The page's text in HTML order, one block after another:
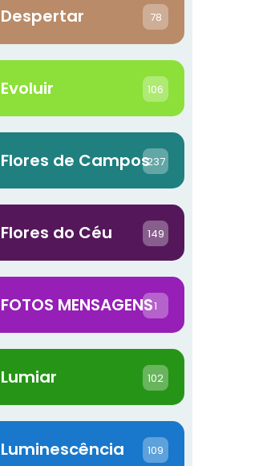
Despertar 78
Evoluir 106
Flores de Campos237
Flores do Céu 149
FOTOS MENSAGENS1
Lumiar 102
Luminescência 109